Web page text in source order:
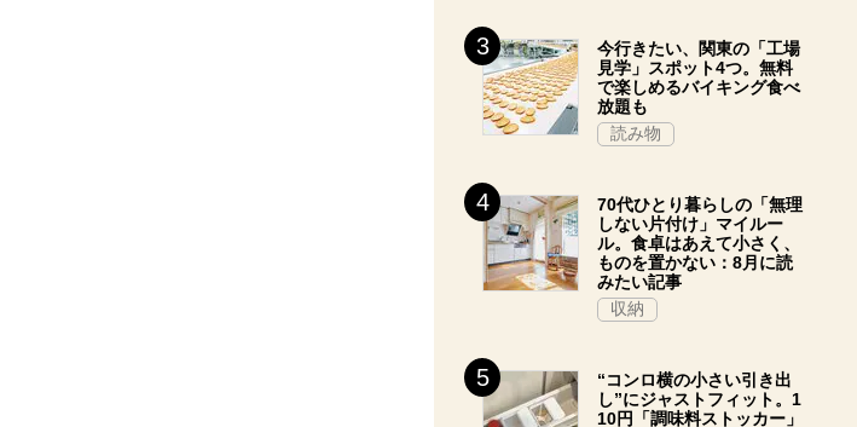
今行きたい、関東の「工場
見学」スポット4つ。無料
で楽しめるバイキング食べ
放題も
読み物
70代ひとり暮らしの「無理
しない片付け」マイルー
ル。食卓はあえて小さく、
ものを置かない：8月に読
みたい記事
収納
“コンロ横の小さい引き出
し”にジャストフィット。1
10円「調味料ストッカー」